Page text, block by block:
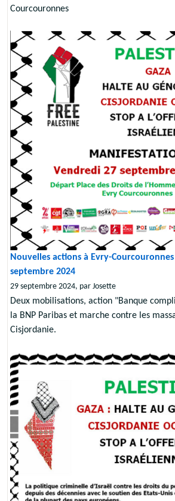
Courcouronnes
Nouvelles actions à Evry-
septembre 2024
29 septembre 2024, par Josette
Deux mobilisations, action "Banque
la BNP Paribas et marche contre les
Cisjordanie.